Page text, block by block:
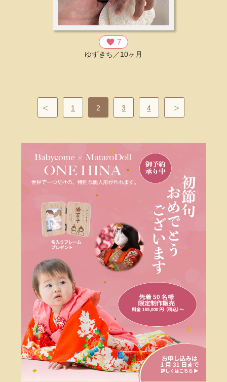
favorite 7
ゆずきち／10ヶ月
1 2 3 4